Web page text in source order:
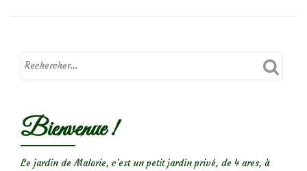
Bienvenue !
Le jardin de Malorie, c'est un petit jardin privé, de 4 ares, à